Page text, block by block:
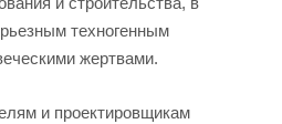
техногенным
жертвами.
и проектировщикам